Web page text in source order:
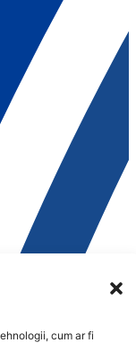
cum ar fi